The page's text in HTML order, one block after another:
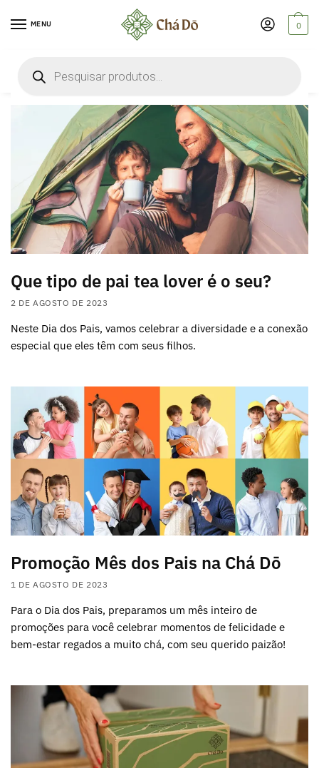
MENU
produtos
0
blend de chá
Que tipo de pai tea lover é o seu?
2 DE AGOSTO DE 2023
Neste Dia dos Pais, vamos celebrar a diversidade e a conexão
especial que eles têm com seus filhos.
Promoção Mês dos Pais na Chá Dō
1 DE AGOSTO DE 2023
Para o Dia dos Pais, preparamos um mês inteiro de
promoções para você celebrar momentos de felicidade e
bem-estar regados a muito chá, com seu querido paizão!